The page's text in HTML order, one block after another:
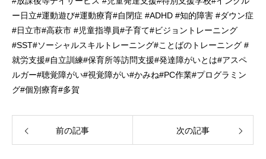
ー日立#運動遊び#運動療育#自閉症 #ADHD #知的障害 #ダウン症
#日立市#高萩市 #児童指導員#子育て#ビジョントレーニング
#SST#ソーシャルスキルトレーニング#ことばのトレーニング #
就労支援#自立訓練#保育所等訪問支援#発達障がいとは#アスペ
ルガー#聴覚障がい#視覚障がい#かみね#PC作業#プログラミン
グ#個別療育#多賀
前の記事 次の記事